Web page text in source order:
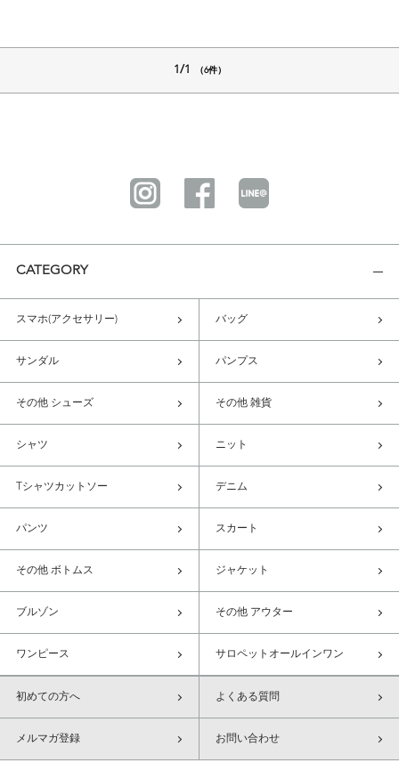
1/1 （6件）
CATEGORY
スマホ(アクセサリー) バッグ
サンダル パンプス
その他 シューズ その他 雑貨
シャツ ニット
Tシャツカットソー デニム
パンツ スカート
その他 ボトムス ジャケット
ブルゾン その他 アウター
ワンピース サロペットオールインワン
初めての方へ よくある質問
メルマガ登録 お問い合わせ